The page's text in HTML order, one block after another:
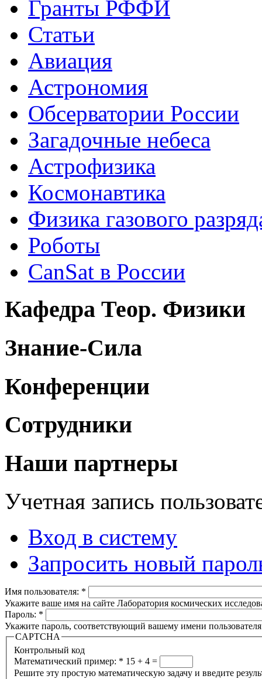
Гранты РФФИ
Статьи
Авиация
Астрономия
Обсерватории России
Загадочные небеса
Астрофизика
Космонавтика
Физика газового
Роботы
CanSat в России
Кафедра Теор. Физики
Знание-Сила
Конференции
Сотрудники
Наши партнеры
Учетная запись
Вход в систему
Запросить новый
Имя пользователя: *
Укажите ваше имя на сайте Лаборатория космических
Пароль: *
Укажите пароль, соответствующий вашему имени
CAPTCHA
Контрольный код
Математический пример: * 15 + 4 =
Решите эту простую математическую задачу и введите